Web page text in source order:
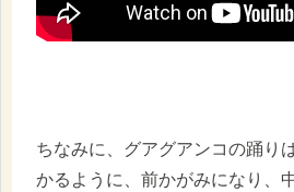
ちなみに、グアグアンコの踊り
かるように、前かがみになり、